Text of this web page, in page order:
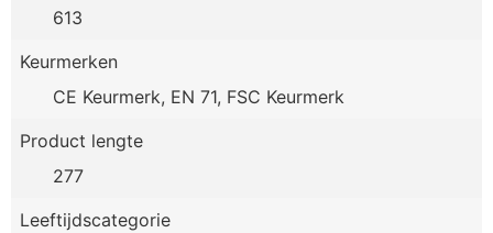
613
Keurmerken
CE Keurmerk, EN 71, FSC Keurmerk
Product lengte
277
Leeftijdscategorie